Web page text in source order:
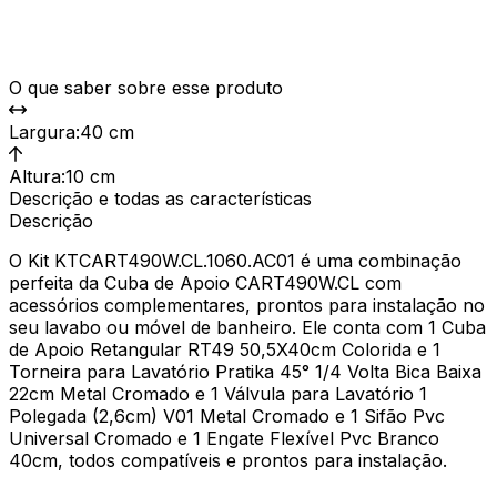
O que saber sobre esse produto
Largura:40 cm
Altura:10 cm
Descrição e todas as características
Descrição
O Kit KTCART490W.CL.1060.AC01 é uma combinação
perfeita da Cuba de Apoio CART490W.CL com
acessórios complementares, prontos para instalação no
seu lavabo ou móvel de banheiro. Ele conta com 1 Cuba
de Apoio Retangular RT49 50,5X40cm Colorida e 1
Torneira para Lavatório Pratika 45° 1/4 Volta Bica Baixa
22cm Metal Cromado e 1 Válvula para Lavatório 1
Polegada (2,6cm) V01 Metal Cromado e 1 Sifão Pvc
Universal Cromado e 1 Engate Flexível Pvc Branco
40cm, todos compatíveis e prontos para instalação.